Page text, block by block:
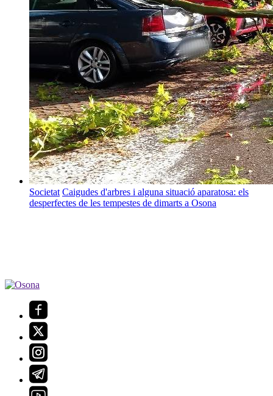
Societat Caigudes d'arbres i alguna situació aparatosa: els
desperfectes de les tempestes de dimarts a Osona